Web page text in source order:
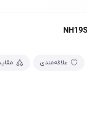
علاقه‌مندی